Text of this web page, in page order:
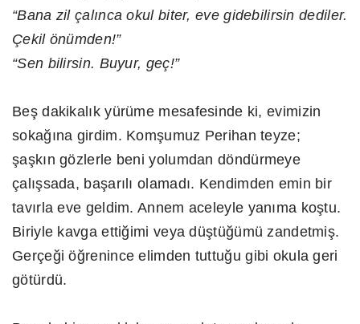
“Bana zil çalınca okul biter, eve gidebilirsin dediler.
Çekil önümden!”
“Sen bilirsin. Buyur, geç!”
Beş dakikalık yürüme mesafesinde ki, evimizin
sokağına girdim. Komşumuz Perihan teyze;
şaşkın gözlerle beni yolumdan döndürmeye
çalışsada, başarılı olamadı. Kendimden emin bir
tavırla eve geldim. Annem aceleyle yanıma koştu.
Biriyle kavga ettiğimi veya düştüğümü zandetmiş.
Gerçeği öğrenince elimden tuttuğu gibi okula geri
götürdü.